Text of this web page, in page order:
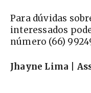
Para dúvidas
interessados
número (66)
Jhayne Lima |